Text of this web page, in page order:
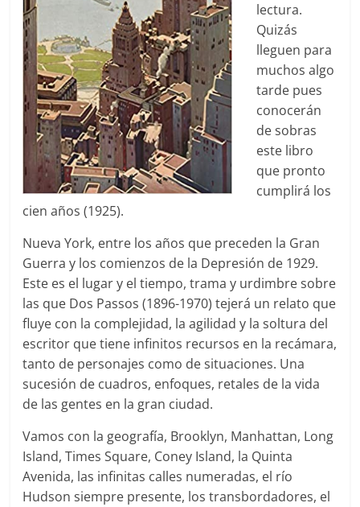
lectura.
Quizás
lleguen para
muchos algo
tarde pues
conocerán
de sobras
este libro
que pronto
cumplirá los
cien años (1925).
Nueva York, entre los años que preceden la Gran
Guerra y los comienzos de la Depresión de 1929.
Este es el lugar y el tiempo, trama y urdimbre sobre
las que Dos Passos (1896-1970) tejerá un relato que
fluye con la complejidad, la agilidad y la soltura del
escritor que tiene infinitos recursos en la recámara,
tanto de personajes como de situaciones. Una
sucesión de cuadros, enfoques, retales de la vida
de las gentes en la gran ciudad.
Vamos con la geografía, Brooklyn, Manhattan, Long
Island, Times Square, Coney Island, la Quinta
Avenida, las infinitas calles numeradas, el río
Hudson siempre presente, los transbordadores, el